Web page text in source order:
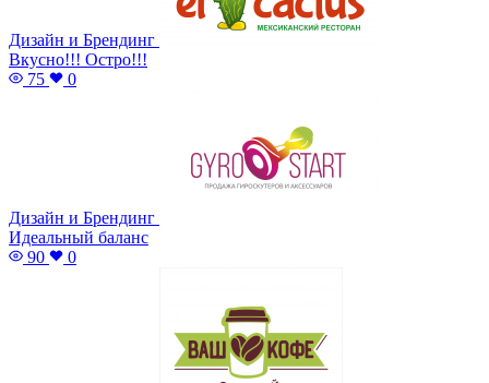
Дизайн и Брендинг
Вкусно!!! Остро!!!
75
0
Дизайн и Брендинг
Идеальный баланс
90
0